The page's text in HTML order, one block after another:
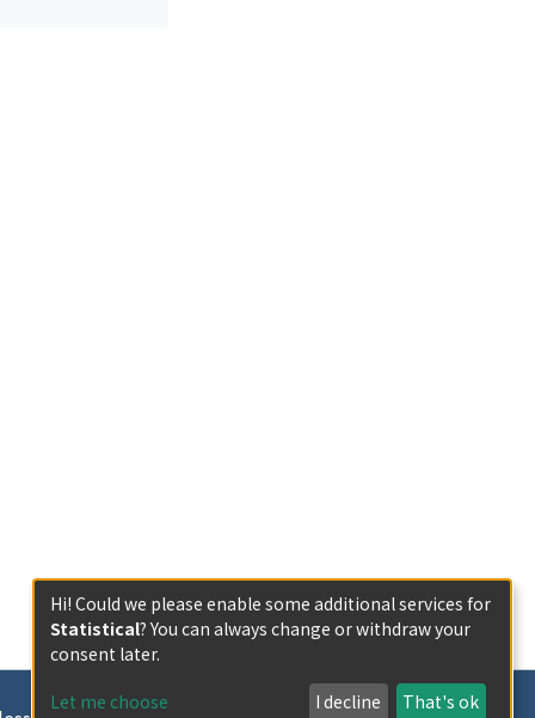
Hi! Could we please enable some additional services for
Statistical? You can always change or withdraw your
consent later.
Let me choose I decline That's ok